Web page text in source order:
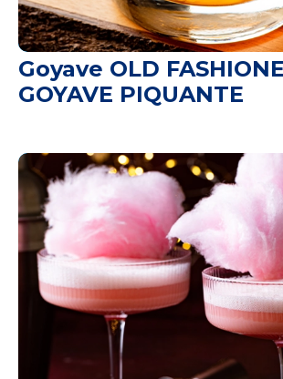
Goyave OLD
GOYAVE PIQUANTE